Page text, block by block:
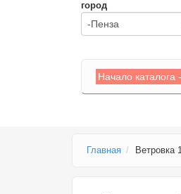
город
Начало каталога
Главная Ветровка